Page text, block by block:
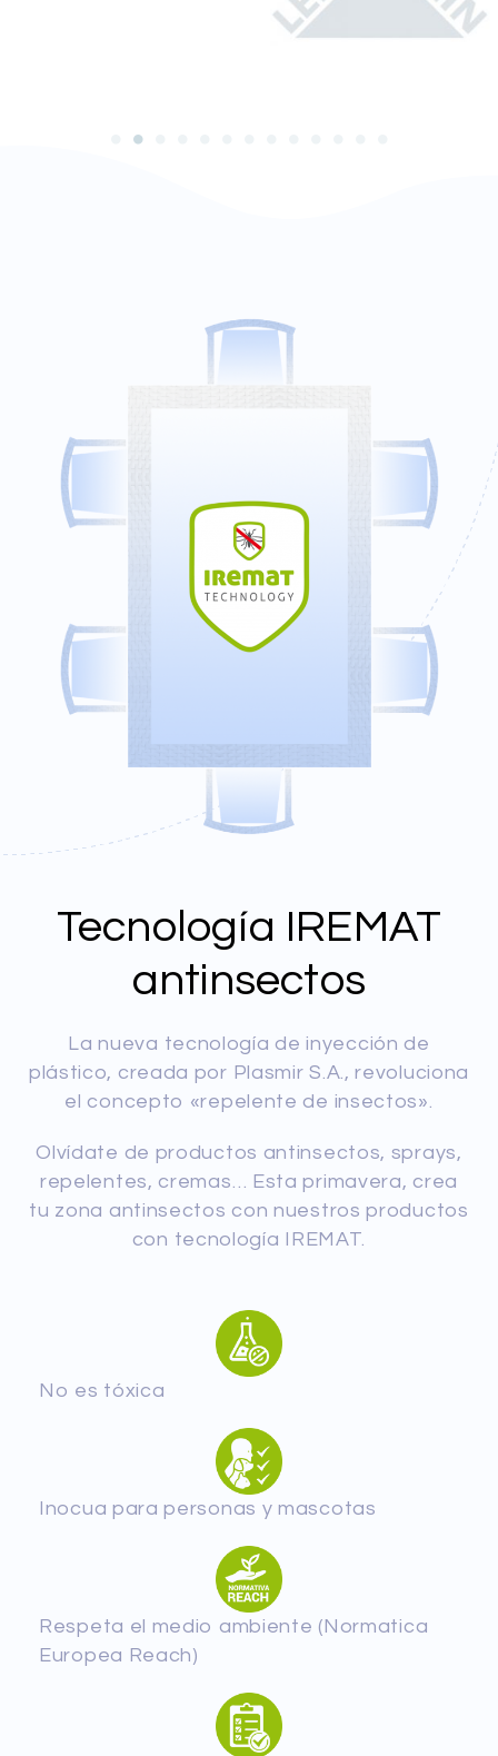
Tecnología IREMAT
antinsectos
La nueva tecnología de inyección de
plástico, creada por Plasmir S.A., revoluciona
el concepto «repelente de insectos».
Olvídate de productos antinsectos, sprays,
repelentes, cremas… Esta primavera, crea
tu zona antinsectos con nuestros productos
con tecnología IREMAT.
No es tóxica
Inocua para personas y mascotas
Respeta el medio ambiente (Normatica
Europea Reach)